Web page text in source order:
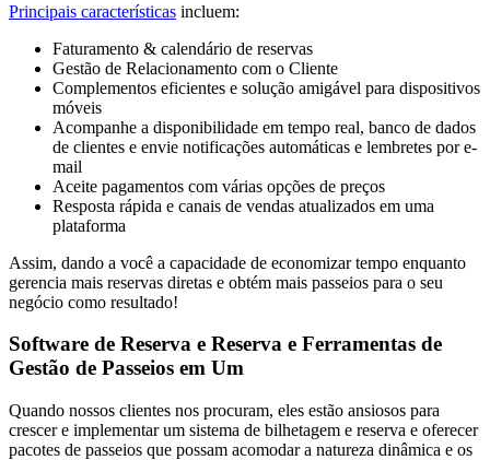
Principais características incluem:
Faturamento & calendário de reservas
Gestão de Relacionamento com o Cliente
Complementos eficientes e solução amigável para dispositivos
móveis
Acompanhe a disponibilidade em tempo real, banco de dados
de clientes e envie notificações automáticas e lembretes por e-
mail
Aceite pagamentos com várias opções de preços
Resposta rápida e canais de vendas atualizados em uma
plataforma
Assim, dando a você a capacidade de economizar tempo enquanto
gerencia mais reservas diretas e obtém mais passeios para o seu
negócio como resultado!
Software de Reserva e Reserva e Ferramentas de
Gestão de Passeios em Um
Quando nossos clientes nos procuram, eles estão ansiosos para
crescer e implementar um sistema de bilhetagem e reserva e oferecer
pacotes de passeios que possam acomodar a natureza dinâmica e os